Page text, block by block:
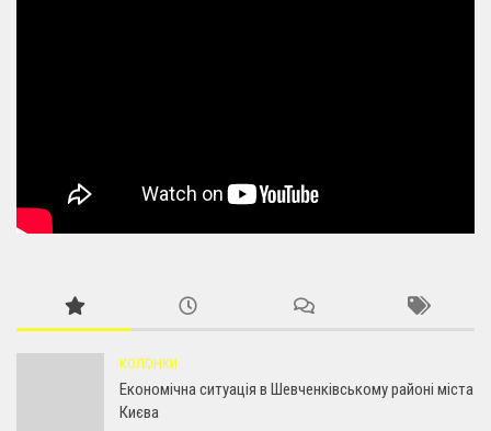
КОЛОНКИ
Економічна ситуація в Шевченківському районі міста
Києва